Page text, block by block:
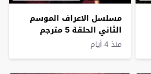
مسلسل الاعراف الموسم
الثاني الحلقة 5 مترجم
منذ 4 أيام